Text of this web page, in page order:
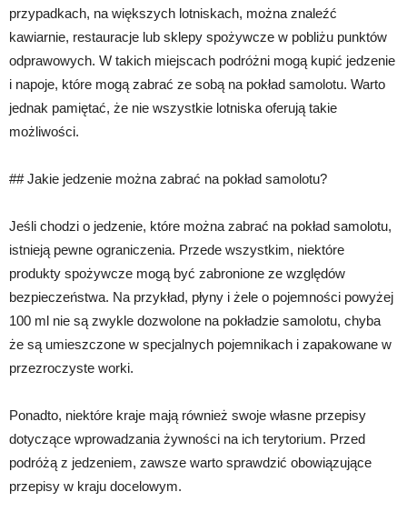
przypadkach, na większych lotniskach, można znaleźć
kawiarnie, restauracje lub sklepy spożywcze w pobliżu punktów
odprawowych. W takich miejscach podróżni mogą kupić jedzenie
i napoje, które mogą zabrać ze sobą na pokład samolotu. Warto
jednak pamiętać, że nie wszystkie lotniska oferują takie
możliwości.
## Jakie jedzenie można zabrać na pokład samolotu?
Jeśli chodzi o jedzenie, które można zabrać na pokład samolotu,
istnieją pewne ograniczenia. Przede wszystkim, niektóre
produkty spożywcze mogą być zabronione ze względów
bezpieczeństwa. Na przykład, płyny i żele o pojemności powyżej
100 ml nie są zwykle dozwolone na pokładzie samolotu, chyba
że są umieszczone w specjalnych pojemnikach i zapakowane w
przezroczyste worki.
Ponadto, niektóre kraje mają również swoje własne przepisy
dotyczące wprowadzania żywności na ich terytorium. Przed
podróżą z jedzeniem, zawsze warto sprawdzić obowiązujące
przepisy w kraju docelowym.